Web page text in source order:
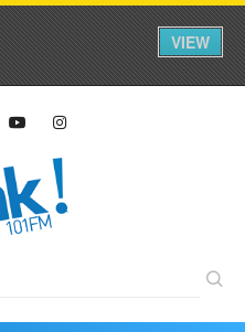
VIEW